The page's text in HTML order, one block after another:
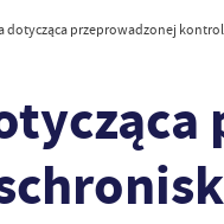
dotycząca przeprowadzonej